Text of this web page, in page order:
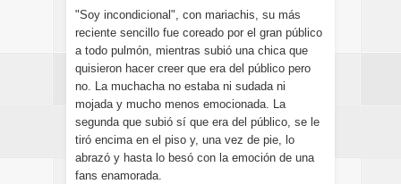
"Soy incondicional", con mariachis, su más
reciente sencillo fue coreado por el gran público
a todo pulmón, mientras subió una chica que
quisieron hacer creer que era del público pero
no. La muchacha no estaba ni sudada ni
mojada y mucho menos emocionada. La
segunda que subió sí que era del público, se le
tiró encima en el piso y, una vez de pie, lo
abrazó y hasta lo besó con la emoción de una
fans enamorada.